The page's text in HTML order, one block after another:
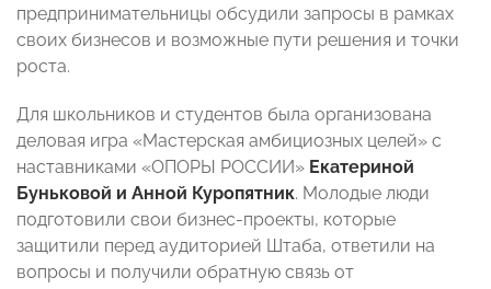
предпринимательницы обсудили запросы в рамках
своих бизнесов и возможные пути решения и точки
роста.
Для школьников и студентов была организована
деловая игра «Мастерская амбициозных целей» с
наставниками «ОПОРЫ РОССИИ» Екатериной
Буньковой и Анной Куропятник. Молодые люди
подготовили свои бизнес-проекты, которые
защитили перед аудиторией Штаба, ответили на
вопросы и получили обратную связь от